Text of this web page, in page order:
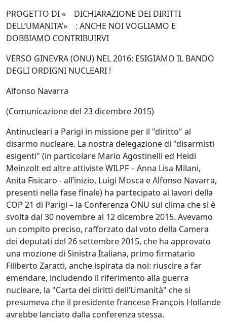
PROGETTO DI « DICHIARAZIONE DEI DIRITTI
DELL’UMANITA’» : ANCHE NOI VOGLIAMO E
DOBBIAMO CONTRIBUIRVI
VERSO GINEVRA (ONU) NEL 2016: ESIGIAMO IL BANDO
DEGLI ORDIGNI NUCLEARI !
Alfonso Navarra
(Comunicazione del 23 dicembre 2015)
Antinucleari a Parigi in missione per il "diritto" al
disarmo nucleare. La nostra delegazione di "disarmisti
esigenti" (in particolare Mario Agostinelli ed Heidi
Meinzolt ed altre attiviste WILPF – Anna Lisa Milani,
Anita Fisicaro - all’inizio, Luigi Mosca e Alfonso Navarra,
presenti nella fase finale) ha partecipato ai lavori della
COP 21 di Parigi – la Conferenza ONU sul clima che si è
svolta dal 30 novembre al 12 dicembre 2015. Avevamo
un compito preciso, rafforzato dal voto della Camera
dei deputati del 26 settembre 2015, che ha approvato
una mozione di Sinistra Italiana, primo firmatario
Filiberto Zaratti, anche ispirata da noi: riuscire a far
emendare, includendo il riferimento alla guerra
nucleare, la "Carta dei diritti dell’Umanità" che si
presumeva che il presidente francese François Hollande
avrebbe lanciato dalla conferenza stessa.